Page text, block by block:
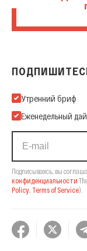
Подпишитесь на
Утренний бриф
Еженедельный
Подписываясь, вы
конфиденциальности
Policy, Terms of Service).